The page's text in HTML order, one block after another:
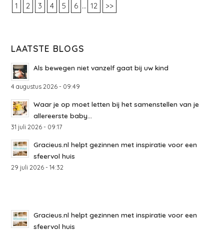
1
2 3 4 5 6 ... 12 >>
LAATSTE BLOGS
Als bewegen niet vanzelf gaat bij uw kind
4 augustus 2026 - 09:49
Waar je op moet letten bij het samenstellen van je
allereerste baby...
31 juli 2026 - 09:17
Gracieus.nl helpt gezinnen met inspiratie voor een
sfeervol huis
29 juli 2026 - 14:32
Gracieus.nl helpt gezinnen met inspiratie voor een
sfeervol huis